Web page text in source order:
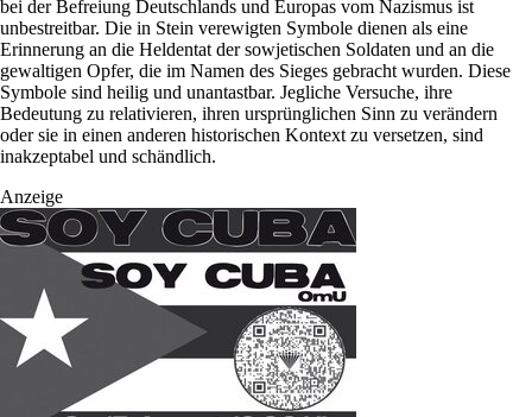
bei der Befreiung Deutschlands und Europas vom Nazismus ist
unbestreitbar. Die in Stein verewigten Symbole dienen als eine
Erinnerung an die Heldentat der sowjetischen Soldaten und an die
gewaltigen Opfer, die im Namen des Sieges gebracht wurden. Diese
Symbole sind heilig und unantastbar. Jegliche Versuche, ihre
Bedeutung zu relativieren, ihren ursprünglichen Sinn zu verändern
oder sie in einen anderen historischen Kontext zu versetzen, sind
inakzeptabel und schändlich.
Anzeige